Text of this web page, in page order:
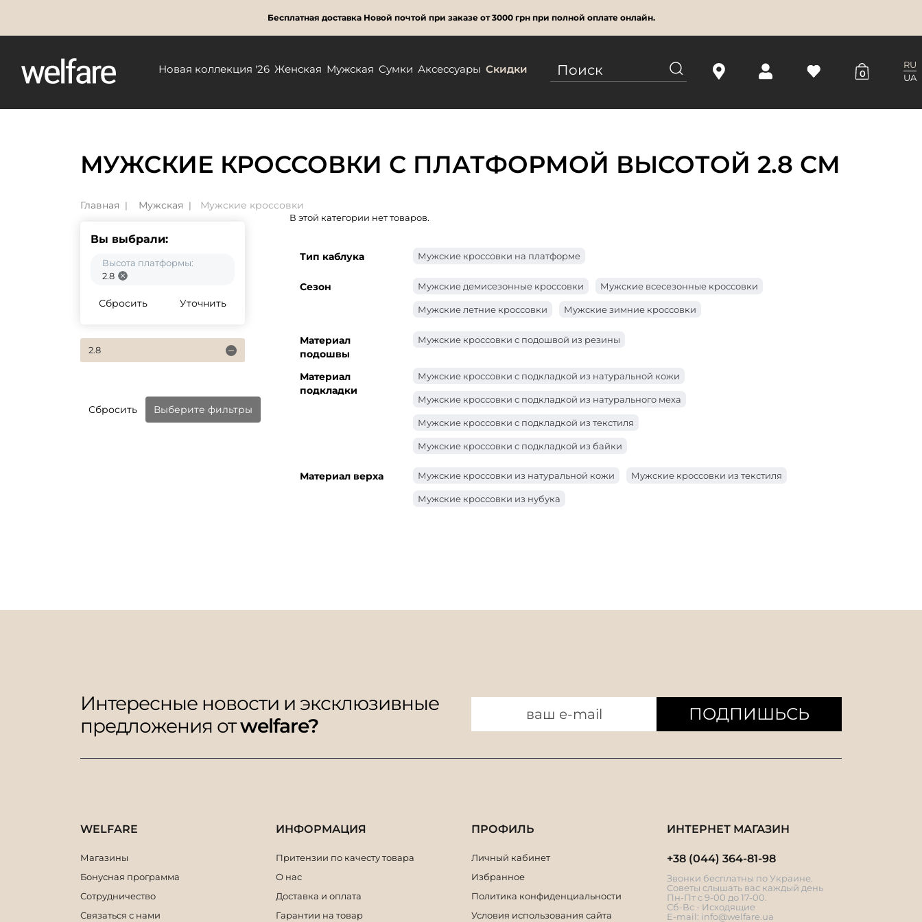
Бесплатная доставка Новой почтой при заказе от 3000 грн при полной оплате онлайн.
Новая коллекция '26 Женская Мужская Сумки Аксессуары Скидки 0
RU
UA
МУЖСКИЕ КРОССОВКИ С ПЛАТФОРМОЙ ВЫСОТОЙ 2.8 СМ
Главная Мужская Мужские кроссовки
Вы выбрали:
Высота платформы:
2.8
Сбросить Уточнить
2.8
Сбросить Выберите фильтры
В этой категории нет товаров.
Тип каблука Мужские кроссовки на платформе
Сезон Мужские демисезонные кроссовки Мужские всесезонные кроссовки
Мужские летние кроссовки Мужские зимние кроссовки
Материал
подошвы
Мужские кроссовки с подошвой из резины
Материал
подкладки
Мужские кроссовки с подкладкой из натуральной кожи
Мужские кроссовки с подкладкой из натурального меха
Мужские кроссовки с подкладкой из текстиля
Мужские кроссовки с подкладкой из байки
Материал верха Мужские кроссовки из натуральной кожи Мужские кроссовки из текстиля
Мужские кроссовки из нубука
Интересные новости и эксклюзивные
предложения отwelfare?
ПОДПИШЬСЬ
WELFARE
Магазины
Бонусная программа
Сотрудничество
Связаться с нами
ИНФОРМАЦИЯ
Притензии по качесту товара
О нас
Доставка и оплата
Гарантии на товар
ПРОФИЛЬ
Личный кабинет
Избранное
Политика конфиденциальности
Условия использования сайта
ИНТЕРНЕТ МАГАЗИН
+38 (044) 364-81-98
Звонки бесплатны по Украине.
Советы слышать вас каждый день
Пн-Пт с 9-00 до 17-00.
Сб-Вс - Исходящие
E-mail: info@welfare.ua